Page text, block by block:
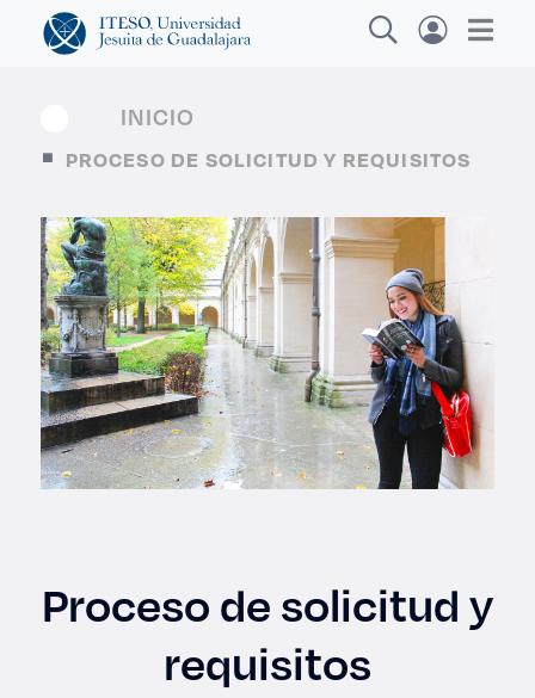
actividades y noticias
Diplomados y
Aspirantes
INICIO
PROCESO DE SOLICITUD Y REQUISITOS
Proceso de solicitud y
requisitos